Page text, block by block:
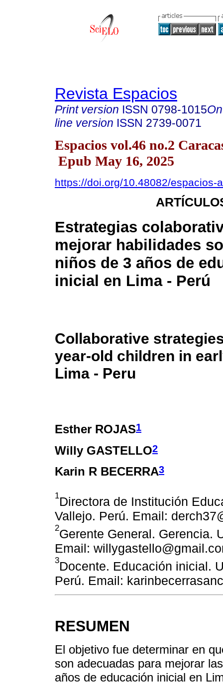
Revista Espacios
Print version ISSN 0798-1015
line version ISSN 2739-0071
Espacios vol.46 no.2
Epub May 16, 2025
https://doi.org/10.48082/espacios-
Estrategias
mejorar habilidades
niños de 3 años de
inicial en Lima - Perú
Collaborative
year-old children in
Lima - Peru
Esther ROJAS1
Willy GASTELLO2
Karin R BECERRA3
1Directora de Institución
Vallejo. Perú. Email:
2Gerente General. Gerencia.
Email:
3Docente. Educación inicial.
Perú. Email:
RESUMEN
El objetivo fue determinar en
son adecuadas para mejorar
años de educación inicial en